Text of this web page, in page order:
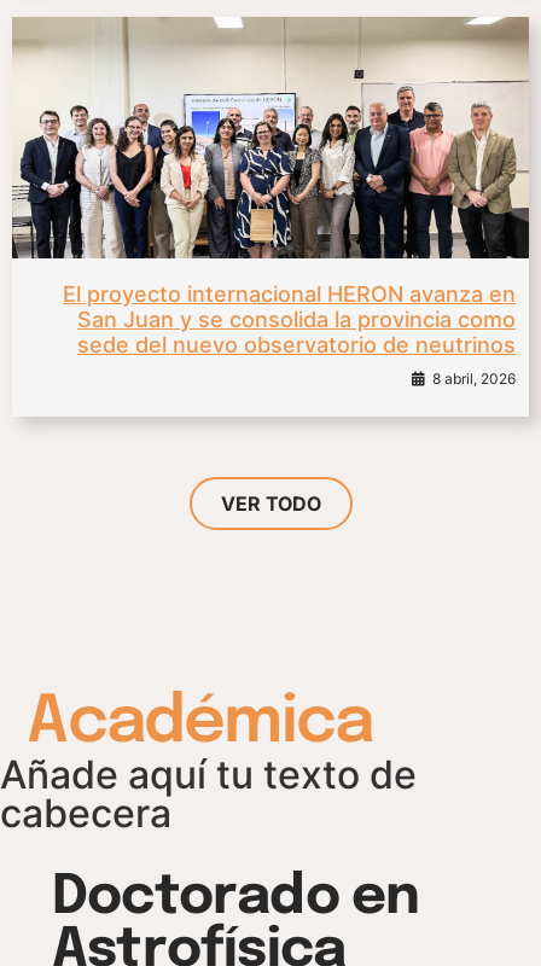
El proyecto internacional HERON avanza en
San Juan y se consolida la provincia como
sede del nuevo observatorio de neutrinos
8 abril, 2026
VER TODO
Académica
Añade aquí tu texto de
cabecera
Doctorado en
Astrofísica